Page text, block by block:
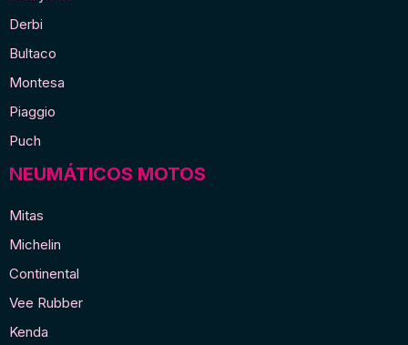
Derbi
Bultaco
Montesa
Piaggio
Puch
NEUMÁTICOS MOTOS
Mitas
Michelin
Continental
Vee Rubber
Kenda